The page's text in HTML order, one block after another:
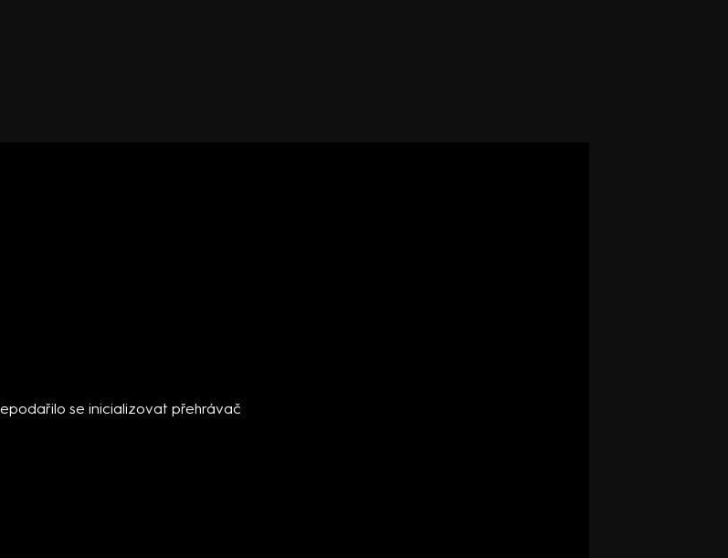
se inicializovat přehrávač